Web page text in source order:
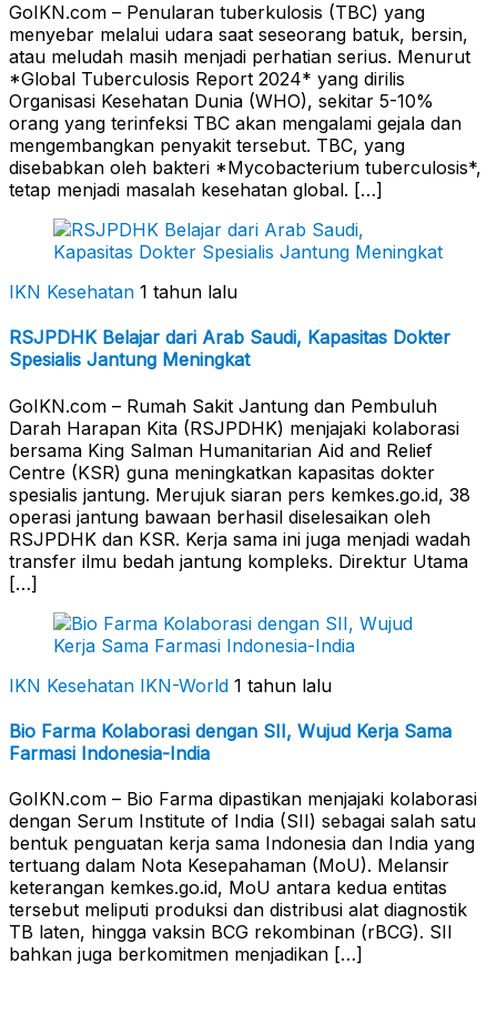
GoIKN.com – Penularan tuberkulosis (TBC) yang
menyebar melalui udara saat seseorang batuk, bersin,
atau meludah masih menjadi perhatian serius. Menurut
*Global Tuberculosis Report 2024* yang dirilis
Organisasi Kesehatan Dunia (WHO), sekitar 5-10%
orang yang terinfeksi TBC akan mengalami gejala dan
mengembangkan penyakit tersebut. TBC, yang
disebabkan oleh bakteri *Mycobacterium tuberculosis*,
tetap menjadi masalah kesehatan global. […]
IKN Kesehatan 1 tahun lalu
RSJPDHK Belajar dari Arab Saudi, Kapasitas Dokter
Spesialis Jantung Meningkat
GoIKN.com – Rumah Sakit Jantung dan Pembuluh
Darah Harapan Kita (RSJPDHK) menjajaki kolaborasi
bersama King Salman Humanitarian Aid and Relief
Centre (KSR) guna meningkatkan kapasitas dokter
spesialis jantung. Merujuk siaran pers kemkes.go.id, 38
operasi jantung bawaan berhasil diselesaikan oleh
RSJPDHK dan KSR. Kerja sama ini juga menjadi wadah
transfer ilmu bedah jantung kompleks. Direktur Utama
[…]
IKN Kesehatan IKN-World 1 tahun lalu
Bio Farma Kolaborasi dengan SII, Wujud Kerja Sama
Farmasi Indonesia-India
GoIKN.com – Bio Farma dipastikan menjajaki kolaborasi
dengan Serum Institute of India (SII) sebagai salah satu
bentuk penguatan kerja sama Indonesia dan India yang
tertuang dalam Nota Kesepahaman (MoU). Melansir
keterangan kemkes.go.id, MoU antara kedua entitas
tersebut meliputi produksi dan distribusi alat diagnostik
TB laten, hingga vaksin BCG rekombinan (rBCG). SII
bahkan juga berkomitmen menjadikan […]